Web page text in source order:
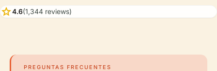
star4.6(1,344 reviews)
PREGUNTAS FRECUENTES